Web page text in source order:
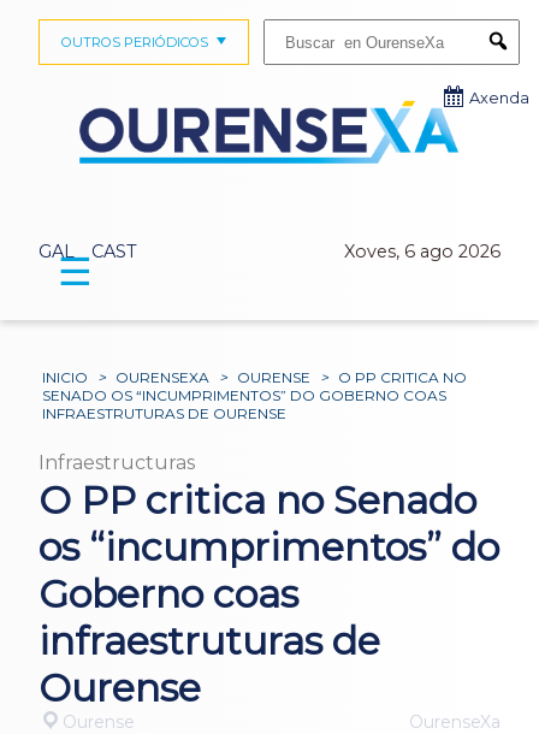
GAL CAST Xoves, 6 ago 2026
OUTROS PERIÓDICOS
Axenda
☰
INICIO > OURENSEXA > OURENSE > O PP CRITICA NO
SENADO OS “INCUMPRIMENTOS” DO GOBERNO COAS
INFRAESTRUTURAS DE OURENSE
Infraestructuras
O PP critica no Senado
os “incumprimentos” do
Goberno coas
infraestruturas de
Ourense
Ourense OurenseXa